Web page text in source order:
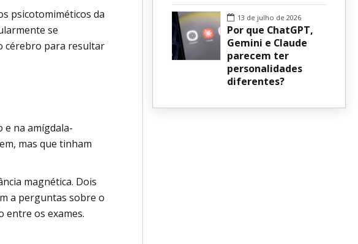
psicotomiméticos da
se
cérebro para resultar
e na amígdala-
mas que tinham
magnética. Dois
a perguntas sobre o
entre os exames.
13 de julho de 2026
Por que ChatGPT,
Gemini e Claude
parecem ter
personalidades
diferentes?